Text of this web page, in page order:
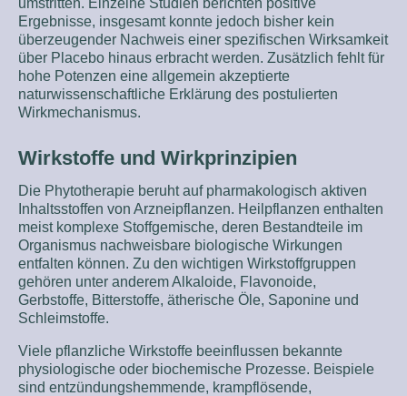
umstritten. Einzelne Studien berichten positive
Ergebnisse, insgesamt konnte jedoch bisher kein
überzeugender Nachweis einer spezifischen Wirksamkeit
über Placebo hinaus erbracht werden. Zusätzlich fehlt für
hohe Potenzen eine allgemein akzeptierte
naturwissenschaftliche Erklärung des postulierten
Wirkmechanismus.
Wirkstoffe und Wirkprinzipien
Die Phytotherapie beruht auf pharmakologisch aktiven
Inhaltsstoffen von Arzneipflanzen. Heilpflanzen enthalten
meist komplexe Stoffgemische, deren Bestandteile im
Organismus nachweisbare biologische Wirkungen
entfalten können. Zu den wichtigen Wirkstoffgruppen
gehören unter anderem Alkaloide, Flavonoide,
Gerbstoffe, Bitterstoffe, ätherische Öle, Saponine und
Schleimstoffe.
Viele pflanzliche Wirkstoffe beeinflussen bekannte
physiologische oder biochemische Prozesse. Beispiele
sind entzündungshemmende, krampflösende,